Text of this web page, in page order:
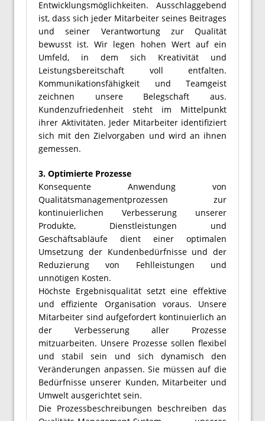
Entwicklungsmöglichkeiten. Ausschlaggebend
ist, dass sich jeder Mitarbeiter seines Beitrages
und seiner Verantwortung zur Qualität
bewusst ist. Wir legen hohen Wert auf ein
Umfeld, in dem sich Kreativität und
Leistungsbereitschaft voll entfalten.
Kommunikationsfähigkeit und Teamgeist
zeichnen unsere Belegschaft aus.
Kundenzufriedenheit steht im Mittelpunkt
ihrer Aktivitäten. Jeder Mitarbeiter identifiziert
sich mit den Zielvorgaben und wird an ihnen
gemessen.
3. Optimierte Prozesse
Konsequente Anwendung von
Qualitätsmanagementprozessen zur
kontinuierlichen Verbesserung unserer
Produkte, Dienstleistungen und
Geschäftsabläufe dient einer optimalen
Umsetzung der Kundenbedürfnisse und der
Reduzierung von Fehlleistungen und
unnötigen Kosten.
Höchste Ergebnisqualität setzt eine effektive
und effiziente Organisation voraus. Unsere
Mitarbeiter sind aufgefordert kontinuierlich an
der Verbesserung aller Prozesse
mitzuarbeiten. Unsere Prozesse sollen flexibel
und stabil sein und sich dynamisch den
Veränderungen anpassen. Sie müssen auf die
Bedürfnisse unserer Kunden, Mitarbeiter und
Umwelt ausgerichtet sein.
Die Prozessbeschreibungen beschreiben das